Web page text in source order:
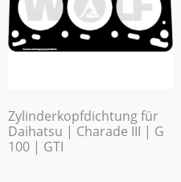
Zylinderkopfdichtung für
Daihatsu | Charade III | G
100 | GTI